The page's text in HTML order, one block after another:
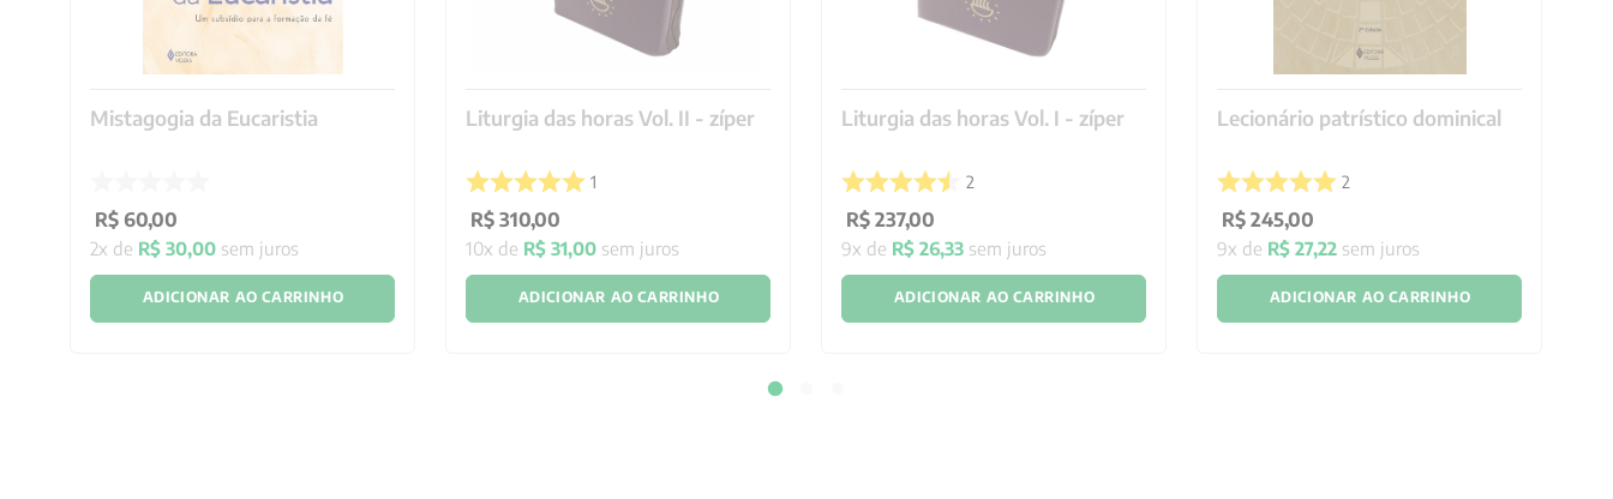
Mistagogia da Eucaristia
R$ 60,00
2x de R$ 30,00 sem juros
ADICIONAR AO CARRINHO
Liturgia das horas Vol. II - zíper
1
R$ 310,00
10x de R$ 31,00 sem juros
ADICIONAR AO CARRINHO
Liturgia das horas Vol. I - zíper
2
R$ 237,00
9x de R$ 26,33 sem juros
ADICIONAR AO CARRINHO
Lecionário patrístico dominical
2
R$ 245,00
9x de R$ 27,22 sem juros
ADICIONAR AO CARRINHO